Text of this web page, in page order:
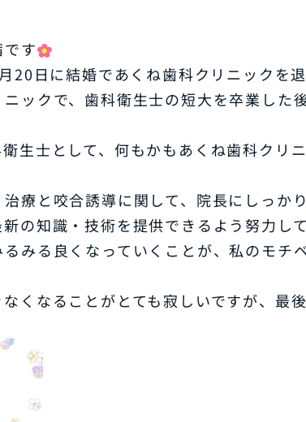
す
20日に結婚であくね歯科クリニックを
ックで、歯科衛生士の短大を卒業した
生士として、何もかもあくね歯科クリ
療と咬合誘導に関して、院長にしっか
の知識・技術を提供できるよう努力し
みる良くなっていくことが、私のモチ
くなることがとても寂しいですが、最